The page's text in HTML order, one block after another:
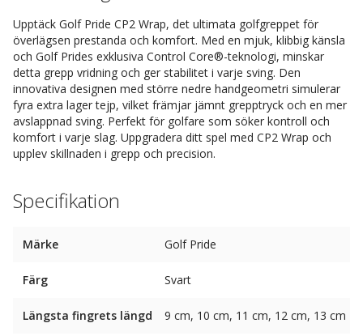
Upptäck Golf Pride CP2 Wrap, det ultimata golfgreppet för
överlägsen prestanda och komfort. Med en mjuk, klibbig känsla
och Golf Prides exklusiva Control Core®-teknologi, minskar
detta grepp vridning och ger stabilitet i varje sving. Den
innovativa designen med större nedre handgeometri simulerar
fyra extra lager tejp, vilket främjar jämnt grepptryck och en mer
avslappnad sving. Perfekt för golfare som söker kontroll och
komfort i varje slag. Uppgradera ditt spel med CP2 Wrap och
upplev skillnaden i grepp och precision.
Specifikation
Märke Golf Pride
Färg Svart
Längsta fingrets längd 9 cm, 10 cm, 11 cm, 12 cm, 13 cm